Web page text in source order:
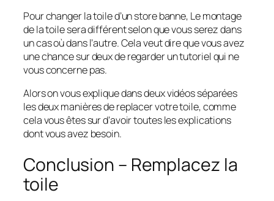
Pour changer la toile d’un store banne, Le montage
de la toile sera différent selon que vous serez dans
un cas où dans l’autre. Cela veut dire que vous avez
une chance sur deux de regarder un tutoriel qui ne
vous concerne pas.
Alors on vous explique dans deux vidéos séparées
les deux manières de replacer votre toile, comme
cela vous êtes sur d’avoir toutes les explications
dont vous avez besoin.
Conclusion – Remplacez la
toile